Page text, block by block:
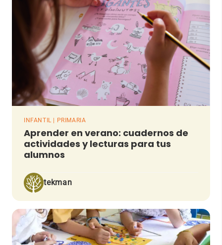
INFANTIL | PRIMARIA
Aprender en verano: cuadernos de
actividades y lecturas para tus
alumnos
tekman